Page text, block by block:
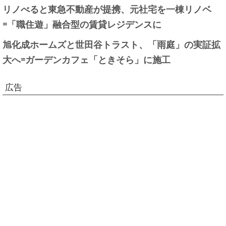
リノべると東急不動産が提携、元社宅を一棟リノベ
=「職住遊」融合型の賃貸レジデンスに
旭化成ホームズと世田谷トラスト、「雨庭」の実証拡
大へ=ガーデンカフェ「ときそら」に施工
広告